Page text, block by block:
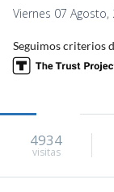
Viernes 07
Seguimos criterios
4934
visitas